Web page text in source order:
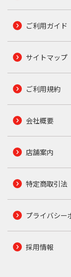
ご利用ガイド
サイトマップ
ご利用規約
会社概要
店舗案内
特定商取引法
プライバシー
採用情報